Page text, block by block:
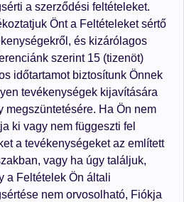
a szerződési feltételeket.
Önt a Feltételeket sértő
és kizárólagos
szerint 15 (tizenöt)
időtartamot biztosítunk Önnek
tevékenységek kijavítására
megszüntetésére. Ha Ön nem
ki vagy nem függeszti fel
a tevékenységeket az említett
vagy ha úgy találjuk,
a Feltételek Ön általi
nem orvosolható, Fiókja